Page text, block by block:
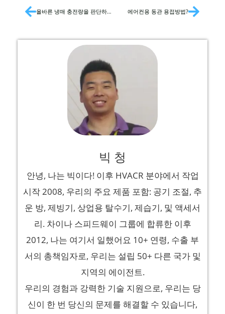
올바른 냉매 충전량을 판단하는 방법? 에어컨용 동관 용접방법?
빅 청
안녕, 나는 빅이다! 이후 HVACR 분야에서 작업
시작 2008, 우리의 주요 제품 포함: 공기 조절, 추
운 방, 제빙기, 상업용 탈수기, 제습기, 및 액세서
리. 차이나 스피드웨이 그룹에 합류한 이후
2012, 나는 여기서 일했어요 10+ 연령, 수출 부
서의 총책임자로, 우리는 설립 50+ 다른 국가 및
지역의 에이전트.
우리의 경험과 강력한 기술 지원으로, 우리는 당
신이 한 번 당신의 문제를 해결할 수 있습니다,